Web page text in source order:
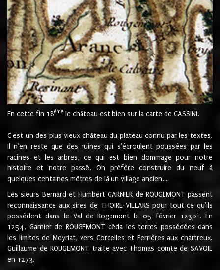
En cette fin 18ème le château est bien sur la carte de CASSINI.
C'est un des plus vieux château du plateau connu par les textes.
Il n'en reste que des ruines qui s'écroulent poussées par les
racines et les arbres, ce qui est bien dommage pour notre
histoire et notre passé. On préfère construire du neuf à
quelques centaines mètres de là un village ancien...
Les sieurs Bernard et Humbert GARNIER de ROUGEMONT passent
reconnaissance aux sires de THOIRE-VILLARS pour tout ce qu'ils
possèdent dans le Val de Rogemont le 05 février 12301 . En
1254, Garnier de ROUGEMONT céda les terres possédées dans
les limites de Meyriat, vers Corcelles et Ferrières aux chartreux.
Guillaume de ROUGEMONT traite avec Thomas comte de SAVOIE
en 1273.